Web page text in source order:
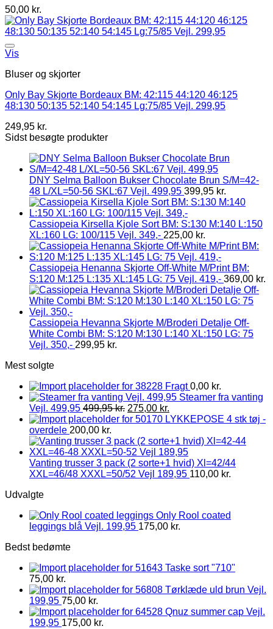
50,00 kr.
Vis
Bluser og skjorter
Only Bay Skjorte Bordeaux BM: 42:115 44:120 46:125
48:130 50:135 52:140 54:145 Lg:75/85 Vejl. 299,95
249,95 kr.
Sidst besøgte produkter
DNY Selma Balloon Bukser Chocolate Brun S/M=42-
48 L/XL=50-56 SKL:67 Vejl. 499,95 399,95 kr.
Cassiopeia Kirsella Kjole Sort BM: S:130 M:140 L:150
XL:160 LG: 100/115 Vejl. 349,- 225,00 kr.
Cassiopeia Henanna Skjorte Off-White M/Print BM:
S:120 M:125 L:135 XL:145 LG: 75 Vejl. 419,- 369,00 kr.
Cassiopeia Hevanna Skjorte M/Broderi Detalje Off-
White Combi BM: S:120 M:130 L:140 XL:150 LG: 75
Vejl. 350,- 299,95 kr.
Mest solgte
Fragt 0,00 kr.
Steamer fra vanting
Vejl. 499,95 499,95kr. 275,00 kr.
LYKKEPOSE 4 stk tøj -
overdele 200,00 kr.
Vanting trusser 3 pack (2 sorte+1 hvid) Xl=42/44
XXL=46/48 XXXL=50/52 Vejl 189,95 110,00 kr.
Udvalgte
Only Rool coated
leggings blå Vejl. 199,95 175,00 kr.
Bedst bedømte
Taske sort "710"
75,00 kr.
Tørklæde uld brun Vejl.
199,95 75,00 kr.
Qnuz summer cap Vejl.
199,95 175,00 kr.